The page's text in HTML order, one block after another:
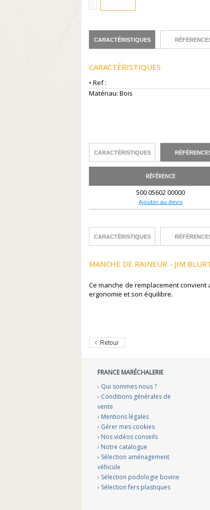
CARACTÉRISTIQUES
CARACTÉRISTIQUES
• Ref :
Matériau: Bois
CARACTÉRISTIQUES
RÉFÉRENCE
500 05602 00000
Ajouter au devis
CARACTÉRISTIQUES
MANCHE DE RAINEUR - JIM
Ce manche de remplacement
ergonomie et son équilibre.
FRANCE MARÉCHALERIE
› Qui sommes nous ?
› Conditions générales de
vente
› Mentions légales
› Gérer mes cookies
› Nos vidéos conseils
› Notre catalogue
› Sélection aménagement
véhicule
› Sélection podologie bovine
› Sélection fers plastiques